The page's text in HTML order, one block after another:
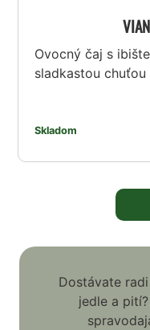
Ovocný čaj s
sladkastou
Skladom
Dostávate
jedle a